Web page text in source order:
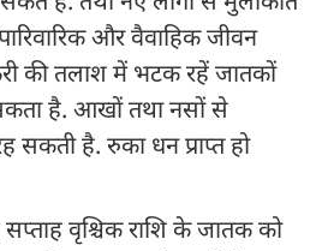
और वैवाहिक जीवन
की तलाश में भटक रहें जातकों
है. आखों तथा नसों से
सकती है. रुका धन प्राप्त हो
वृश्चिक राशि के जातक को